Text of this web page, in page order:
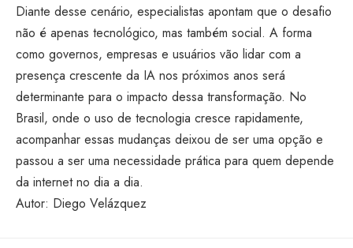
Diante desse cenário, especialistas apontam que o desafio
não é apenas tecnológico, mas também social. A forma
como governos, empresas e usuários vão lidar com a
presença crescente da IA nos próximos anos será
determinante para o impacto dessa transformação. No
Brasil, onde o uso de tecnologia cresce rapidamente,
acompanhar essas mudanças deixou de ser uma opção e
passou a ser uma necessidade prática para quem depende
da internet no dia a dia.
Autor: Diego Velázquez